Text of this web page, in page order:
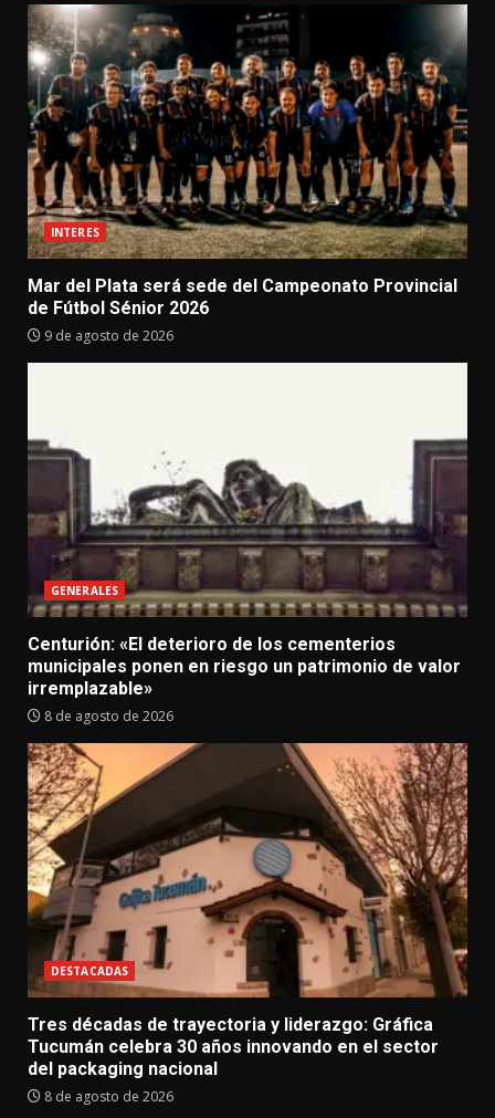
INTERES
Mar del Plata será sede del Campeonato Provincial
de Fútbol Sénior 2026
9 de agosto de 2026
GENERALES
Centurión: «El deterioro de los cementerios
municipales ponen en riesgo un patrimonio de valor
irremplazable»
8 de agosto de 2026
DESTACADAS
Tres décadas de trayectoria y liderazgo: Gráfica
Tucumán celebra 30 años innovando en el sector
del packaging nacional
8 de agosto de 2026